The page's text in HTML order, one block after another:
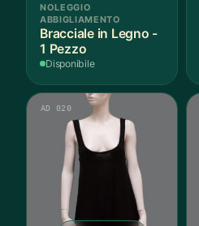
NOLEGGIO
ABBIGLIAMENTO
Bracciale in Legno -
1 Pezzo
Disponibile
AD 020